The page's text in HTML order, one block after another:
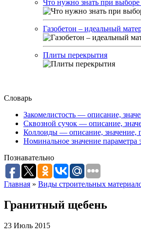
Что нужно знать при выборе
Газобетон – идеальный
Плиты перекрытия
Словарь
Закомелистость — описание,
Сквозной сучок — описание,
Коллоиды — описание, значение,
Номинальное значение параметра
Познавательно
Главная » Виды строительных
Гранитный щебень
23 Июль 2015